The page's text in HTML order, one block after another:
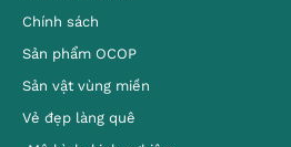
Chính sách
Sản phẩm OCOP
Sản vật vùng miền
Vẻ đẹp làng quê